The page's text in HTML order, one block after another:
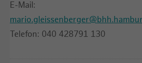
E-Mail:
Telefon: 040 428791 130